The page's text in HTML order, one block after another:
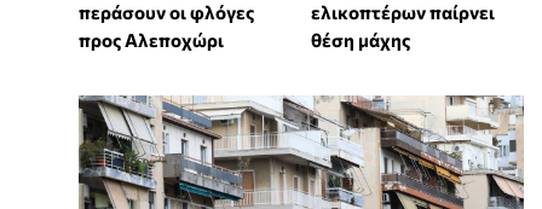
περάσουν οι φλόγες
προς Αλεποχώρι
ελικοπτέρων παίρνει
θέση μάχης